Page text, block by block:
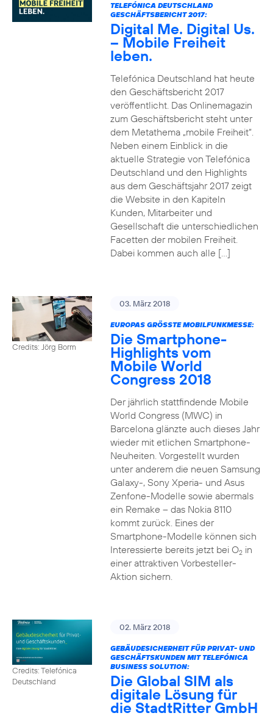
TELEFÓNICA DEUTSCHLAND
GESCHÄFTSBERICHT 2017:
Digital Me. Digital Us.
– Mobile Freiheit
leben.
Telefónica Deutschland hat heute
den Geschäftsbericht 2017
veröffentlicht. Das Onlinemagazin
zum Geschäftsbericht steht unter
dem Metathema „mobile Freiheit“.
Neben einem Einblick in die
aktuelle Strategie von Telefónica
Deutschland und den Highlights
aus dem Geschäftsjahr 2017 zeigt
die Website in den Kapiteln
Kunden, Mitarbeiter und
Gesellschaft die unterschiedlichen
Facetten der mobilen Freiheit.
Dabei kommen auch alle […]
Credits: Jörg Borm
03. März 2018
EUROPAS GRÖSSTE MOBILFUNKMESSE:
Die Smartphone-
Highlights vom
Mobile World
Congress 2018
Der jährlich stattfindende Mobile
World Congress (MWC) in
Barcelona glänzte auch dieses Jahr
wieder mit etlichen Smartphone-
Neuheiten. Vorgestellt wurden
unter anderem die neuen Samsung
Galaxy-, Sony Xperia- und Asus
Zenfone-Modelle sowie abermals
ein Remake – das Nokia 8110
kommt zurück. Eines der
Smartphone-Modelle können sich
Interessierte bereits jetzt bei O2in
einer attraktiven Vorbesteller-
Aktion sichern.
Credits: Telefónica
Deutschland
02. März 2018
GEBÄUDESICHERHEIT FÜR PRIVAT- UND
GESCHÄFTSKUNDEN MIT TELEFÓNICA
BUSINESS SOLUTION:
Die Global SIM als
digitale Lösung für
die StadtRitter GmbH